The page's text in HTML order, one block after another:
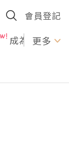
會員登記
成為U更多